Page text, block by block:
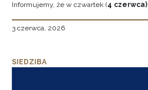
Informujemy, że w czwartek (4 czerwca)
3 czerwca, 2026
SIEDZIBA